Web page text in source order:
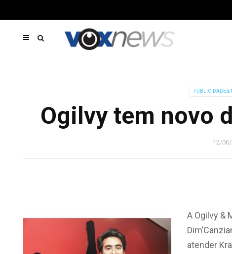
PUBLICIDADE &
Ogilvy tem novo
12/
A Ogilvy &
atender